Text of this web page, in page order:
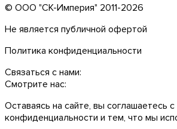
© ООО "СК-Империя" 2011-2026
Не является публичной офертой
Политика конфиденциальности
Связаться с нами:
Смотрите нас:
Оставаясь на сайте, вы соглашаетесь с
конфиденциальности и тем, что мы